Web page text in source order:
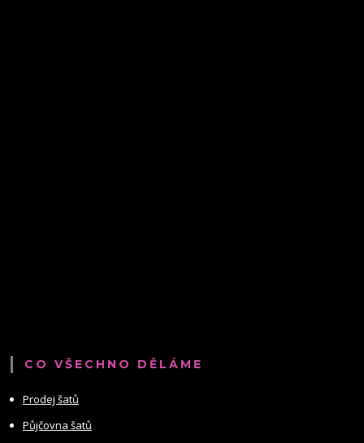
CO VŠECHNO DĚLÁME
Prodej šatů
Půjčovna šatů